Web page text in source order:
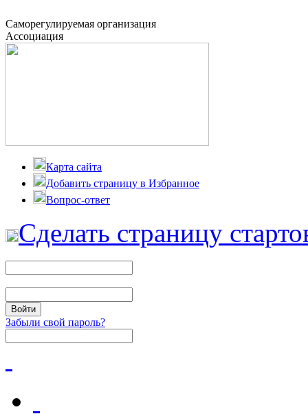
Саморегулируемая организация
Ассоциация
Карта сайта
Добавить страницу в Избранное
Вопрос-ответ
Сделать страницу
Забыли свой пароль?